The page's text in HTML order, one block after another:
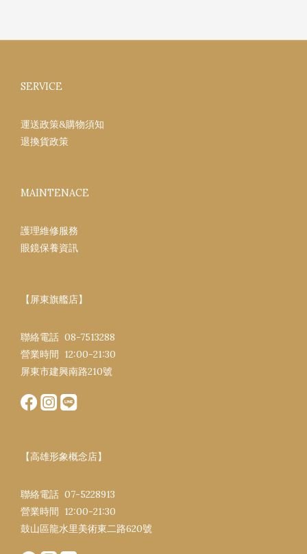
SERVICE
運送政策&購物須知
退換貨政策
MAINTENACE
護理維修服務
眼鏡保養資訊
【屏東旗艦店】
聯絡電話 08-7513288
營業時間 12:00-21:30​
屏東市建興南路​210號
【高雄形象概念店】
聯絡電話 07-5228913
營業時間 12:00-21:30​
鼓山區龍水里美術東二路620號